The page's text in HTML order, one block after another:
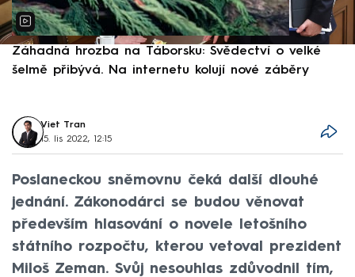
Záhadná hrozba na Táborsku: Svědectví o velké
šelmě přibývá. Na internetu kolují nové záběry
Viet Tran
15. lis 2022, 12:15
Poslaneckou sněmovnu čeká další dlouhé
jednání. Zákonodárci se budou věnovat
především hlasování o novele letošního
státního rozpočtu, kterou vetoval prezident
Miloš Zeman. Svůj nesouhlas zdůvodnil tím,